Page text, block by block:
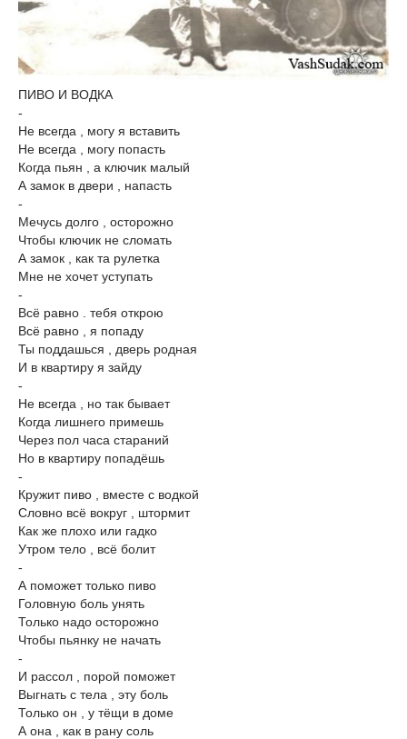
ПИВО И ВОДКА
-
Не всегда , могу я вставить
Не всегда , могу попасть
Когда пьян , а ключик малый
А замок в двери , напасть
-
Мечусь долго , осторожно
Чтобы ключик не сломать
А замок , как та рулетка
Мне не хочет уступать
-
Всё равно . тебя открою
Всё равно , я попаду
Ты поддашься , дверь родная
И в квартиру я зайду
-
Не всегда , но так бывает
Когда лишнего примешь
Через пол часа стараний
Но в квартиру попадёшь
-
Кружит пиво , вместе с водкой
Словно всё вокруг , штормит
Как же плохо или гадко
Утром тело , всё болит
-
А поможет только пиво
Головную боль унять
Только надо осторожно
Чтобы пьянку не начать
-
И рассол , порой поможет
Выгнать с тела , эту боль
Только он , у тёщи в доме
А она , как в рану соль